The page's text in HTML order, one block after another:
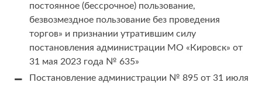
постоянное (бессрочное) пользование,
безвозмездное пользование без проведения
торгов» и признании утратившим силу
постановления администрации МО «Кировск» от
31 мая 2023 года № 635»
Постановление администрации № 895 от 31 июля